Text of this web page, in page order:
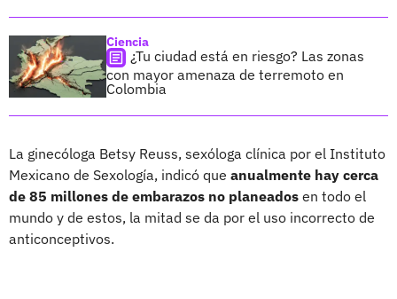
Ciencia
¿Tu ciudad está en riesgo? Las zonas
con mayor amenaza de terremoto en
Colombia
La ginecóloga Betsy Reuss, sexóloga clínica por el Instituto
Mexicano de Sexología, indicó que anualmente hay cerca
de 85 millones de embarazos no planeados en todo el
mundo y de estos, la mitad se da por el uso incorrecto de
anticonceptivos.